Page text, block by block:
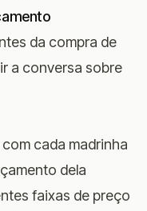
da compra de
a conversa sobre
com cada madrinha
dela
faixas de preço